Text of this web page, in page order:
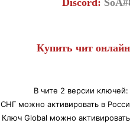
Купить чит
В чите 2 версии
СНГ можно активировать в
Ключ Global можно